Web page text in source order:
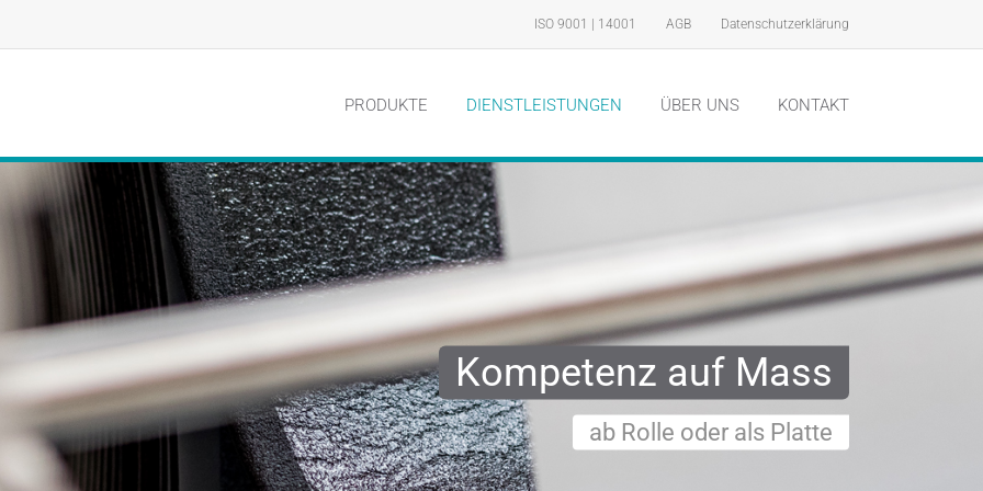
ISO 9001 | 14001 AGB Datenschutzerklärung
PRODUKTE DIENSTLEISTUNGEN ÜBER UNS KONTAKT
Kompetenz auf Mass
ab Rolle oder als Platte